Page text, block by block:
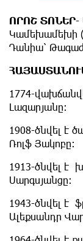
ՈՐՈՇ ՏՈՆԵՐ-
Կամեխամեխի
Դանիա՝
1774-
Լազարյանը:
1908-ծնվել է
Ռոլֆ Յակոբը:
1913-ծնվել է
Սարգսյանցը:
1943-ծնվել է
Ալեքսանդր